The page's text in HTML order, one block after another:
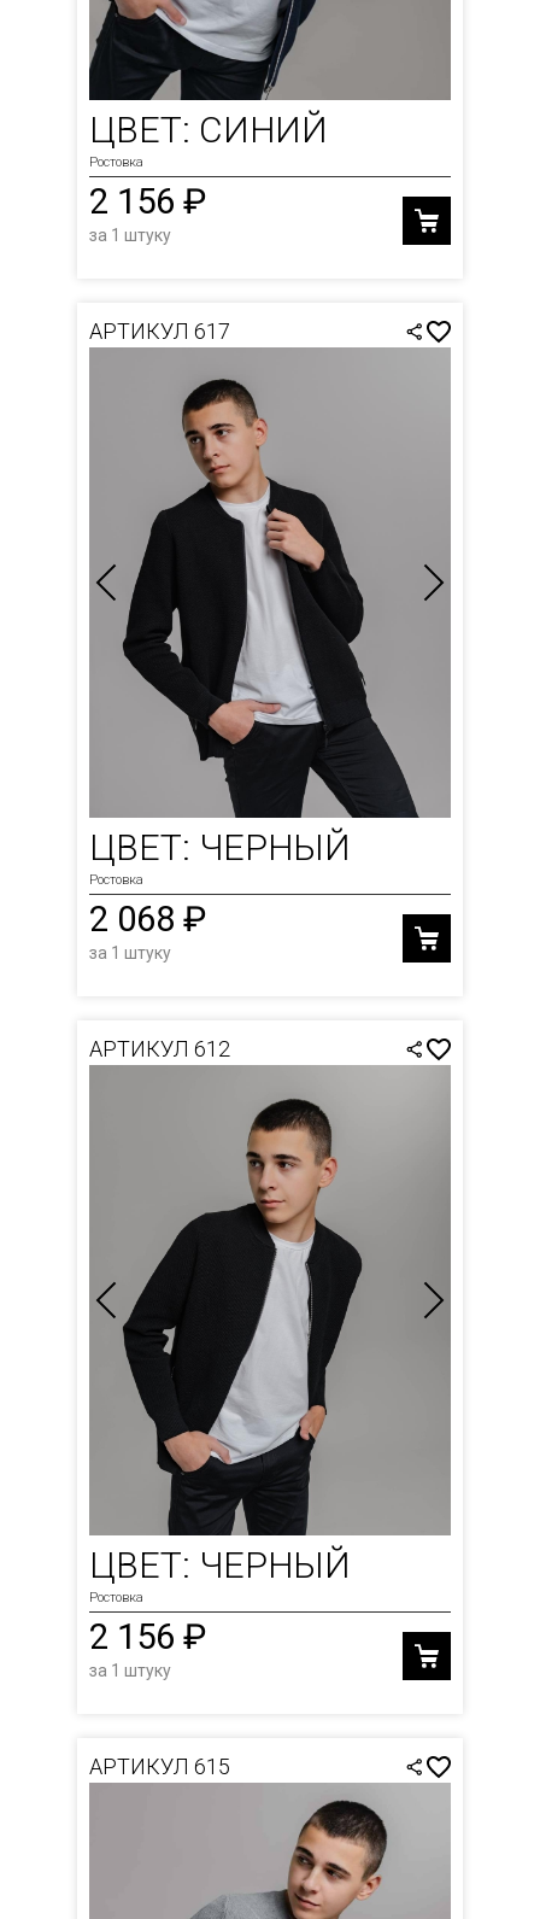
ЦВЕТ: СИНИЙ
Ростовка
2 156 ₽
за 1 штуку
АРТИКУЛ 617
ЦВЕТ: ЧЕРНЫЙ
Ростовка
2 068 ₽
за 1 штуку
АРТИКУЛ 612
ЦВЕТ: ЧЕРНЫЙ
Ростовка
2 156 ₽
за 1 штуку
АРТИКУЛ 615